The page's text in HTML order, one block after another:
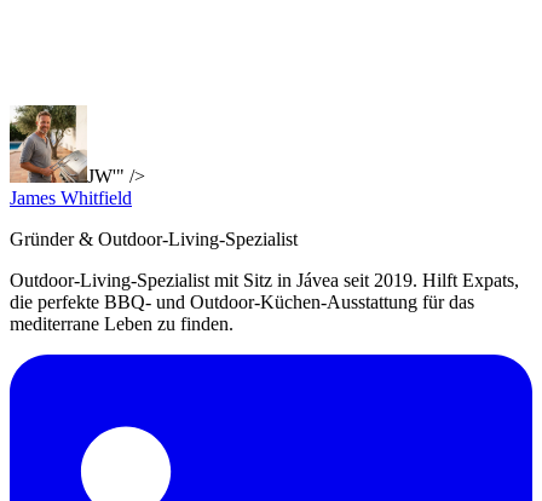
JW'" />
James Whitfield
Gründer & Outdoor-Living-Spezialist
Outdoor-Living-Spezialist mit Sitz in Jávea seit 2019. Hilft Expats,
die perfekte BBQ- und Outdoor-Küchen-Ausstattung für das
mediterrane Leben zu finden.